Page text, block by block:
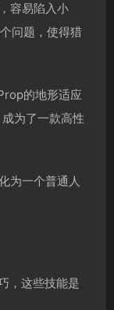
容易陷入小
问题，使得猎
的地形适应
为了一款高性
为一个普通人
，这些技能是